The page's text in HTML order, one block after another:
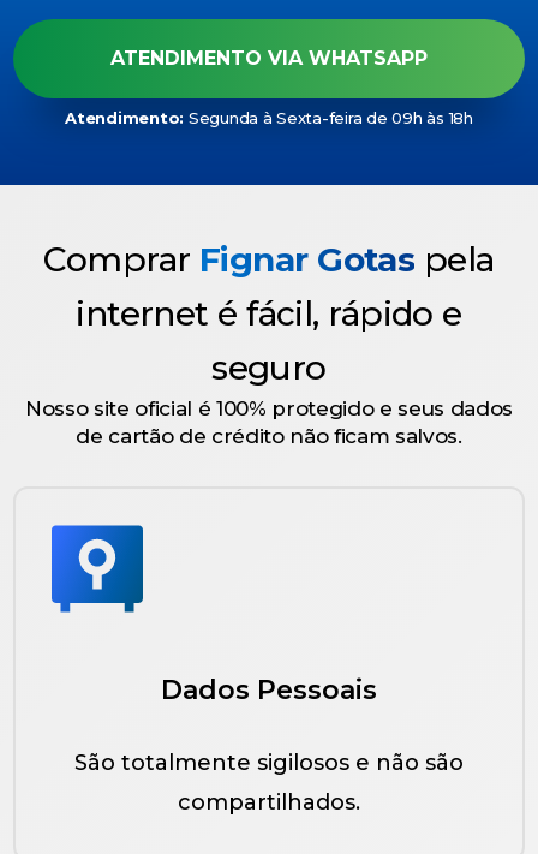
ATENDIMENTO VIA WHATSAPP
Atendimento: Segunda à Sexta-feira de 09h às 18h
Comprar Fignar Gotas pela
internet é fácil, rápido e
seguro
Nosso site oficial é 100% protegido e seus dados
de cartão de crédito não ficam salvos.
Dados Pessoais
São totalmente sigilosos e não são
compartilhados.